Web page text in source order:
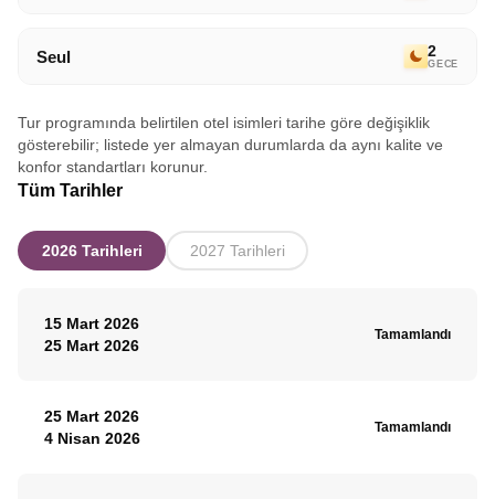
Seul 2
GECE
Tur programında belirtilen otel isimleri tarihe göre değişiklik
gösterebilir; listede yer almayan durumlarda da aynı kalite ve
konfor standartları korunur.
Tüm Tarihler
2026 Tarihleri 2027 Tarihleri
15 Mart 2026
25 Mart 2026
Tamamlandı
25 Mart 2026
4 Nisan 2026
Tamamlandı